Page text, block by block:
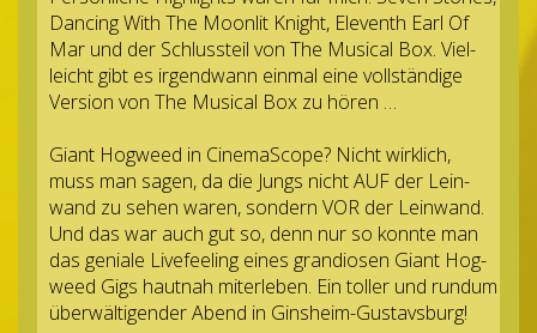
Dancing With The Moon­lit Knight, Ele­venth Earl Of
Mar und der Schluss­teil von The Musi­cal Box. Viel­
leicht gibt es irgend­wann ein­mal eine voll­stän­dige
Ver­sion von The Musi­cal Box zu hören …
Giant Hog­weed in Cine­ma­Scope? Nicht wirk­lich,
muss man sagen, da die Jungs nicht AUF der Lein­
wand zu sehen waren, son­dern VOR der Lein­wand.
Und das war auch gut so, denn nur so konnte man
das geniale Liv­e­fee­ling eines gran­dio­sen Giant Hog­
weed Gigs haut­nah mit­er­le­ben. Ein tol­ler und rundum
über­wäl­ti­gen­der Abend in Ginsheim-Gustavsburg!